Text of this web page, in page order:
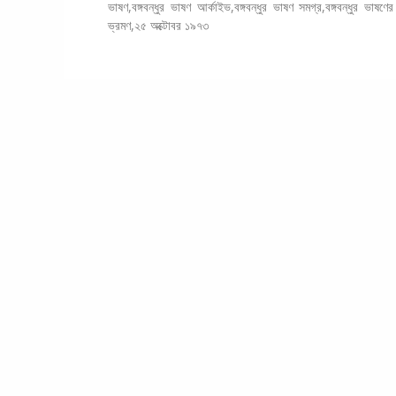
o o
সমূহ
ভাষণ,বঙ্গবন্ধুর ভাষণ আর্কাইভ,বঙ্গবন্ধুর ভাষণ সমগ্র,বঙ্গবন্ধুর
ভ্রমণ,২৫ অক্টোবর ১৯৭৩